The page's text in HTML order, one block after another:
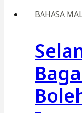
BAHASA